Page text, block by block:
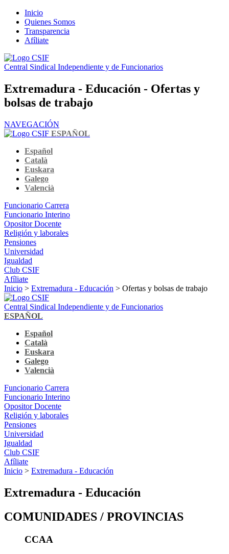
Inicio
Quienes Somos
Transparencia
Afíliate
Central Sindical Independiente y de Funcionarios
Extremadura - Educación - Ofertas y
bolsas de trabajo
NAVEGACIÓN
ESPAÑOL
Español
Català
Euskara
Galego
Valencià
Funcionario Carrera
Funcionario Interino
Opositor Docente
Religión y laborales
Pensiones
Universidad
Igualdad
Club CSIF
Afíliate
Inicio > Extremadura - Educación > Ofertas y bolsas de trabajo
Central Sindical Independiente y de Funcionarios
ESPAÑOL
Español
Català
Euskara
Galego
Valencià
Funcionario Carrera
Funcionario Interino
Opositor Docente
Religión y laborales
Pensiones
Universidad
Igualdad
Club CSIF
Afíliate
Inicio > Extremadura - Educación
Extremadura - Educación
COMUNIDADES / PROVINCIAS
CCAA